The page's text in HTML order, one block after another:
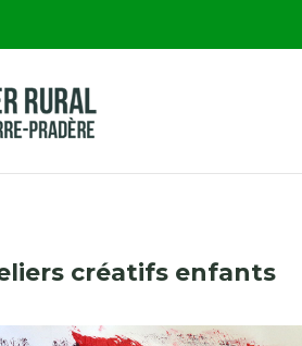
créatifs enfants